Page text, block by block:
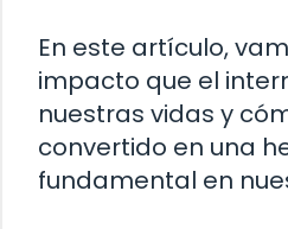
En este artículo,
impacto que el
nuestras vidas y
convertido en una
fundamental en